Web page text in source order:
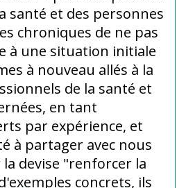
santé et des personnes
chroniques de ne pas
à une situation initiale
à nouveau allés à la
de la santé et
en tant
par expérience, et
à partager avec nous
devise "renforcer la
concrets, ils